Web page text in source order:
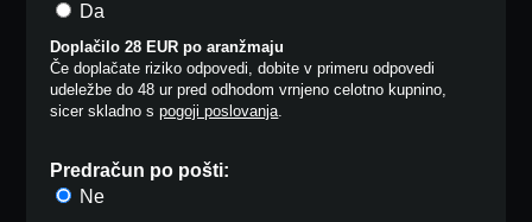
Da
Doplačilo 28 EUR po aranžmaju
Če doplačate riziko odpovedi, dobite v primeru odpovedi
udeležbe do 48 ur pred odhodom vrnjeno celotno kupnino,
sicer skladno spogoji poslovanja.
Predračun po pošti:
Ne